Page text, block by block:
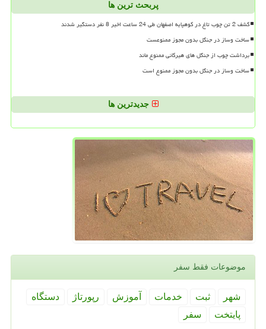
پربحث ترین ها
کشف 2 تن چوب تاغ در کوهپایه اصفهان طی 24 ساعت اخیر 8 نفر دستگیر شدند
ساخت وساز در جنگل بدون مجوز ممنوعست
برداشت چوب از جنگل های هیرکانی ممنوع ماند
ساخت وساز در جنگل بدون مجوز ممنوع است
جدیدترین ها
موضوعات فقط سفر
شهر ثبت خدمات آموزش رپورتاژ
دستگاه
پایتخت
سفر